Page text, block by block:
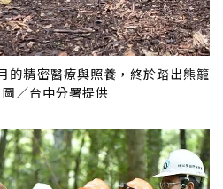
的精密醫療與照養，終於踏出熊籠
／台中分署提供